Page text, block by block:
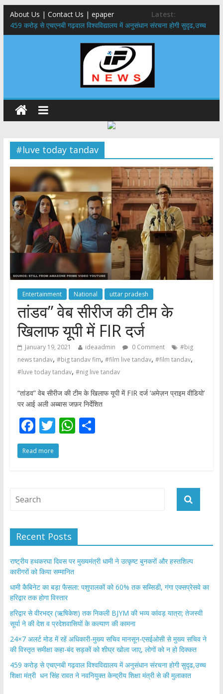
About Us | Contact Us | epaper
Latest:
459 करोड़ से एचएनबी गढ़वाल विश्वविद्यालय में अनुसंधान संरचना होगी सुदृढ,उच्च
शिक्षा मंत्री धन सिंह रावत ने नवनियुक्त केन्द्रीय शिक्षा मंत्री से की मुलाकात
राष्ट्रीय हथकरघा दिवस पर मुख्यमंत्री धामी ने उत्कृष्ट बुनकरों और हस्तशिल्प
​धामी कैबिनेट का बड़ा फैसला: पशुपालकों को 60% तक सब्सिडी, गंगा एक्सप्रेसवे का
​हरिद्वार से वीरभद्र (ऋषिकेश) तक निकली BJYM की भव्य कांवड़ यात्रा; तेजस्वी
सूर्या ने की देश व प्रदेशवासियों के कल्याण की कामना
24×7 अलर्ट मोड में रहें अधिकारी-मुख्य सचिव मानसून-एसईओसी से मुख्य सचिव ने
की विस्तृत समीक्षा कहा-बंद सड़कों को शीघ्र खोला जाए, लोगों को न हो दिक्कत
#luve today tandav
Entertainment National uttar pradesh
तांडव” वेब सीरीज की टीम के
खिलाफ यूपी में FIR दर्ज
January 19, 2021 ideaadmin 0 Comment
#big
news tandav, #big tandav fim, #film live tandav, #film tandav,
#luve today tandav, #nig live tandav
“तांडव” वेब सीरीज की टीम के खिलाफ यूपी में FIR दर्ज ‘अमेज़न प्राइम वीडियो’
पर आई अली अब्बास जफ़र निर्देशित
F
ac
e
o
T
w
itt
W S
Read more
Recent Posts
राष्ट्रीय हथकरघा दिवस पर मुख्यमंत्री धामी ने उत्कृष्ट बुनकरों और हस्तशिल्प
कारीगरों को किया सम्मानित
​धामी कैबिनेट का बड़ा फैसला: पशुपालकों को 60% तक सब्सिडी, गंगा एक्सप्रेसवे का
हरिद्वार तक होगा विस्तार
​हरिद्वार से वीरभद्र (ऋषिकेश) तक निकली BJYM की भव्य कांवड़ यात्रा; तेजस्वी
सूर्या ने की देश व प्रदेशवासियों के कल्याण की कामना
24×7 अलर्ट मोड में रहें अधिकारी-मुख्य सचिव मानसून-एसईओसी से मुख्य सचिव ने
की विस्तृत समीक्षा कहा-बंद सड़कों को शीघ्र खोला जाए, लोगों को न हो दिक्कत
459 करोड़ से एचएनबी गढ़वाल विश्वविद्यालय में अनुसंधान संरचना होगी सुदृढ,उच्च
शिक्षा मंत्री धन सिंह रावत ने नवनियुक्त केन्द्रीय शिक्षा मंत्री से की मुलाकात